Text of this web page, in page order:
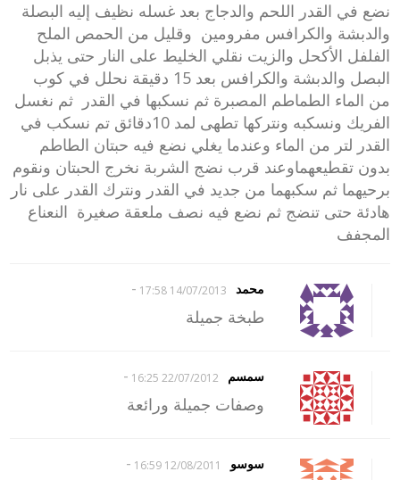
نضع في القدر اللحم والدجاج بعد غسله نظيف إليه البصلة
والدبشة والكرافس مفرومين وقليل من الحمص الملح
الفلفل الأكحل والزيت نقلي الخليط على النار حتى يذبل
البصل والدبشة والكرافس بعد 15 دقيقة نحلل في كوب
من الماء الطماطم المصبرة ثم نسكبها في القدر ثم نغسل
الفريك ونسكبه ونتركها تطهى لمد 10دقائق تم نسكب في
القدر لتر من الماء وعندما يغلي نضع فيه حبتان الطاطم
بدون تقطيعهماوعند قرب نضج الشربة نخرج الحبتان ونقوم
برحيهما ثم سكبهما من جديد في القدر ونترك القدر على نار
هادئة حتى تنضج ثم نضع فيه نصف ملعقة صغيرة النعناع
المجفف
محمد 14/07/2013 17:58
-
طبخة جميلة
سمسم 22/07/2012 16:25
-
وصفات جميلة ورائعة
سوسو 12/08/2011 16:59
-